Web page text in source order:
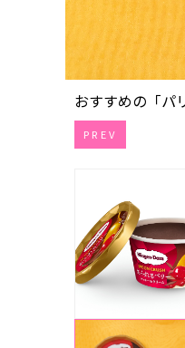
おすすめの「パ
PREV